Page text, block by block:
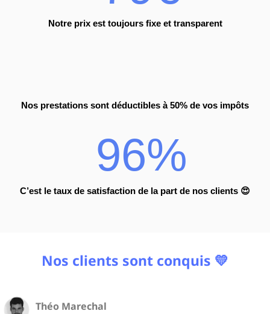
Notre prix est toujours fixe et transparent
Nos prestations sont déductibles à 50% de vos impôts
96%
C’est le taux de satisfaction de la part de nos clients 😍
Nos clients sont conquis 💛
Théo Marechal